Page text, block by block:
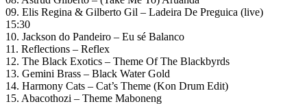
09. Elis Regina & Gilberto Gil – Ladeira De Preguica (live)
15:30
10. Jackson do Pandeiro – Eu sé Balanco
11. Reflections – Reflex
12. The Black Exotics – Theme Of The Blackbyrds
13. Gemini Brass – Black Water Gold
14. Harmony Cats – Cat’s Theme (Kon Drum Edit)
15. Abacothozi – Theme Maboneng